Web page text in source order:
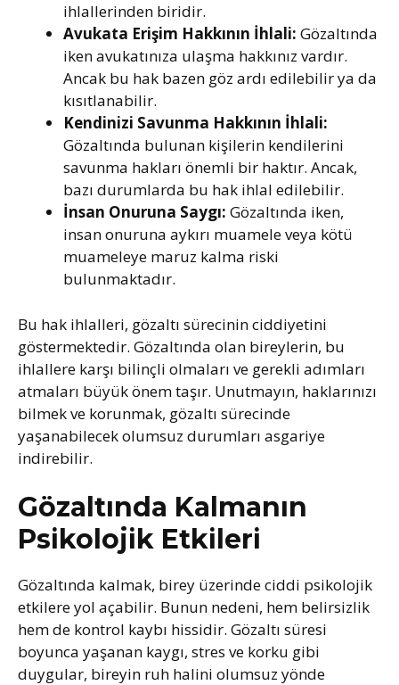
ihlallerinden biridir.
Avukata Erişim Hakkının İhlali: Gözaltında
iken avukatınıza ulaşma hakkınız vardır.
Ancak bu hak bazen göz ardı edilebilir ya da
kısıtlanabilir.
Kendinizi Savunma Hakkının İhlali:
Gözaltında bulunan kişilerin kendilerini
savunma hakları önemli bir haktır. Ancak,
bazı durumlarda bu hak ihlal edilebilir.
İnsan Onuruna Saygı: Gözaltında iken,
insan onuruna aykırı muamele veya kötü
muameleye maruz kalma riski
bulunmaktadır.
Bu hak ihlalleri, gözaltı sürecinin ciddiyetini
göstermektedir. Gözaltında olan bireylerin, bu
ihlallere karşı bilinçli olmaları ve gerekli adımları
atmaları büyük önem taşır. Unutmayın, haklarınızı
bilmek ve korunmak, gözaltı sürecinde
yaşanabilecek olumsuz durumları asgariye
indirebilir.
Gözaltında Kalmanın
Psikolojik Etkileri
Gözaltında kalmak, birey üzerinde ciddi psikolojik
etkilere yol açabilir. Bunun nedeni, hem belirsizlik
hem de kontrol kaybı hissidir. Gözaltı süresi
boyunca yaşanan kaygı, stres ve korku gibi
duygular, bireyin ruh halini olumsuz yönde